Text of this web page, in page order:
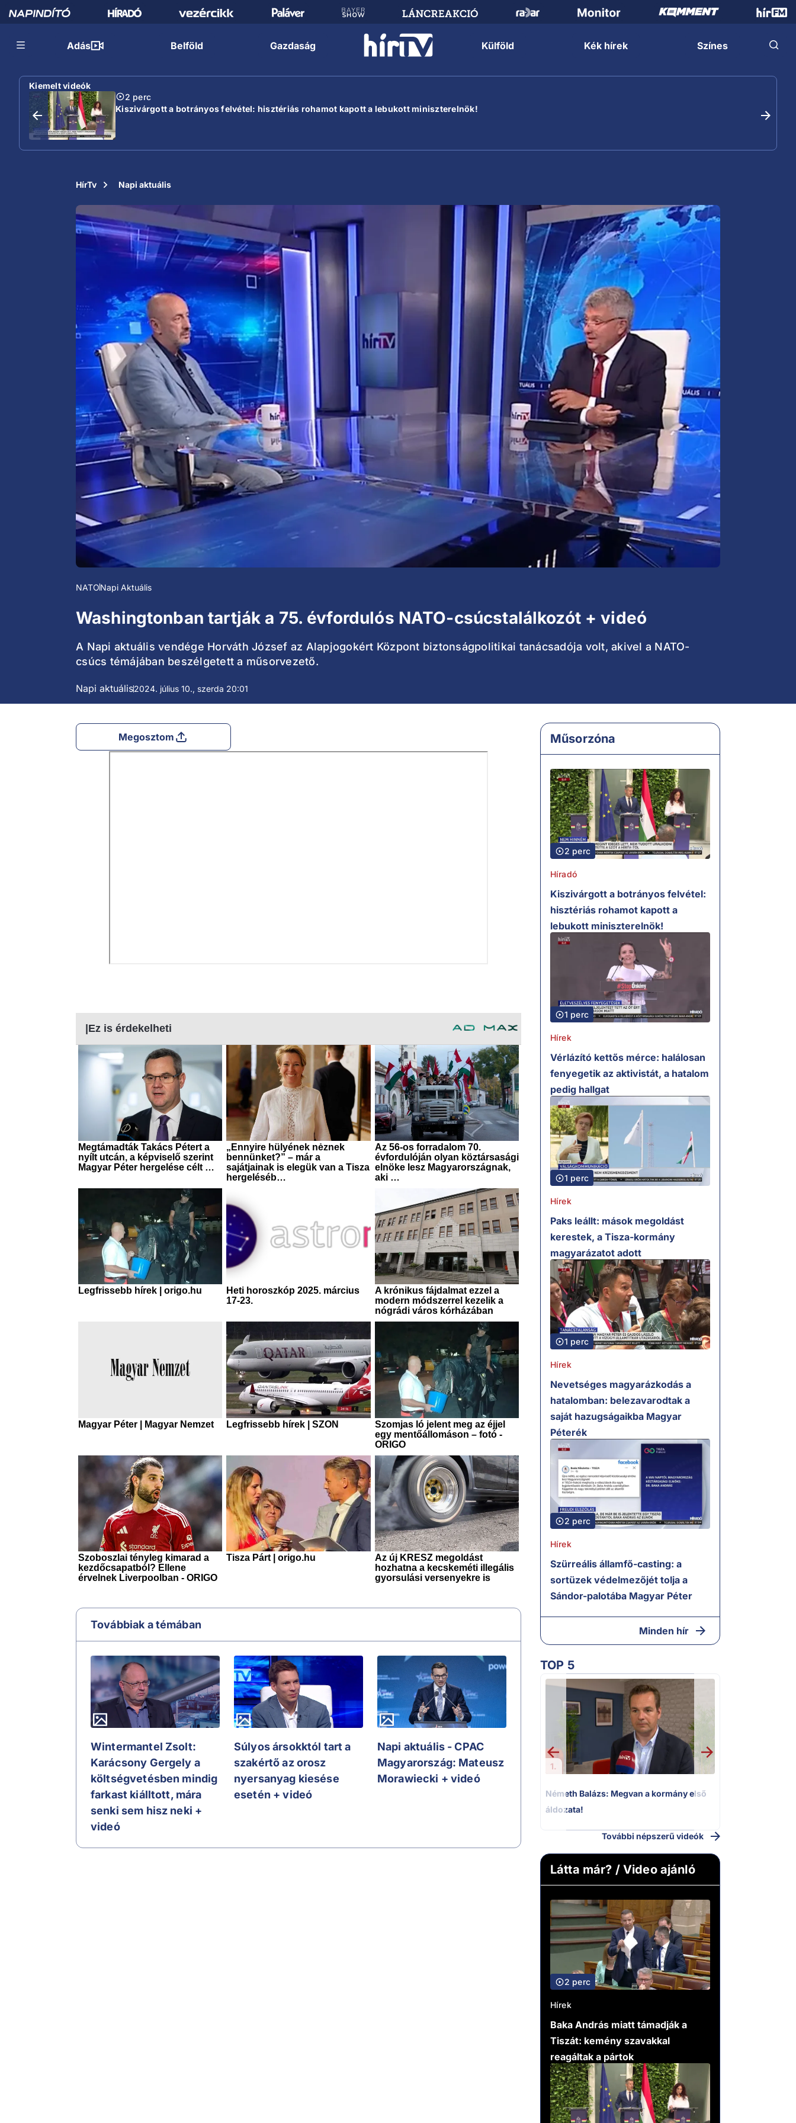
Adás Belföld Gazdaság Külföld Kék hírek Színes
Kiemelt videók
2 perc
Kiszivárgott a botrányos felvétel: hisztériás rohamot kapott a lebukott miniszterelnök!
HírTv Napi aktuális
NATONapi Aktuális
Washingtonban tartják a 75. évfordulós NATO-csúcstalálkozót + videó
A Napi aktuális vendége Horváth József az Alapjogokért Központ biztonságpolitikai tanácsadója volt, akivel a NATO-
csúcs témájában beszélgetett a műsorvezető.
Napi aktuális2024. július 10., szerda 20:01
Megosztom
Továbbiak a témában
Wintermantel Zsolt:
Karácsony Gergely a
költségvetésben mindig
farkast kiálltott, mára
senki sem hisz neki +
videó
Súlyos ársokktól tart a
szakértő az orosz
nyersanyag kiesése
esetén + videó
Napi aktuális - CPAC
Magyarország: Mateusz
Morawiecki + videó
Műsorzóna
2 perc
Híradó
Kiszivárgott a botrányos felvétel:
hisztériás rohamot kapott a
lebukott miniszterelnök!
1 perc
Hírek
Vérlázító kettős mérce: halálosan
fenyegetik az aktivistát, a hatalom
pedig hallgat
1 perc
Hírek
Paks leállt: mások megoldást
kerestek, a Tisza-kormány
magyarázatot adott
1 perc
Hírek
Nevetséges magyarázkodás a
hatalomban: belezavarodtak a
saját hazugságaikba Magyar
Péterék
2 perc
Hírek
Szürreális államfő-casting: a
sortüzek védelmezőjét tolja a
Sándor-palotába Magyar Péter
Minden hír
TOP 5
1.
Németh Balázs: Megvan a kormány első
áldozata!
További népszerű videók
Látta már? / Video ajánló
2 perc
Hírek
Baka András miatt támadják a
Tiszát: kemény szavakkal
reagáltak a pártok